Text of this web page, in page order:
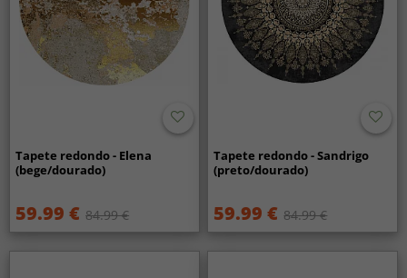
Tapete redondo - Elena
(bege/dourado)
59.99 € 84.99 €
Tapete redondo - Sandrigo
(preto/dourado)
59.99 € 84.99 €